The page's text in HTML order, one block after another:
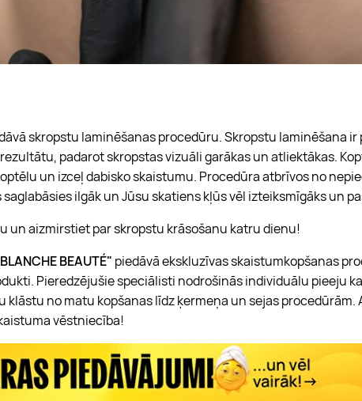
skropstu laminēšanas procedūru. Skropstu laminēšana ir
padarot skropstas vizuāli garākas un atliektākas.
un izceļ dabisko skaistumu. Procedūra atbrīvos no
ilgāk un Jūsu skatiens kļūs vēl izteiksmīgāks un
un aizmirstiet par skropstu krāsošanu katru dienu!
BEAUTÉ" piedāvā ekskluzīvas skaistumkopšanas
Pieredzējušie speciālisti nodrošinās individuālu pieeju
klāstu no matu kopšanas līdz ķermeņa un sejas
vēstniecība!